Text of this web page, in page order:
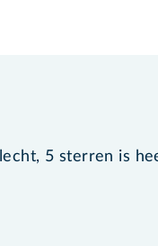
5 sterren is